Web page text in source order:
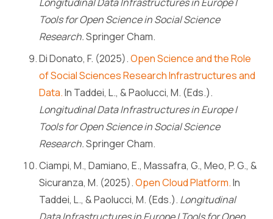
Tools for Open Science in Social Science
Research.Springer Cham.
Di Donato, F. (2025).Open Science and the Role
of Social Sciences Research Infrastructures and
Data.In Taddei, L., & Paolucci, M. (Eds.).
Longitudinal Data Infrastructures in Europe |
Tools for Open Science in Social Science
Research.Springer Cham.
Ciampi, M., Damiano, E., Massafra, G., Meo, P. G., &
Sicuranza, M. (2025).Open Cloud Platform.In
Taddei, L., & Paolucci, M. (Eds.). Longitudinal